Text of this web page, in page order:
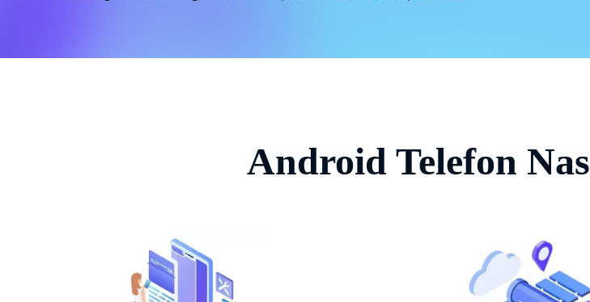
Android Telefon